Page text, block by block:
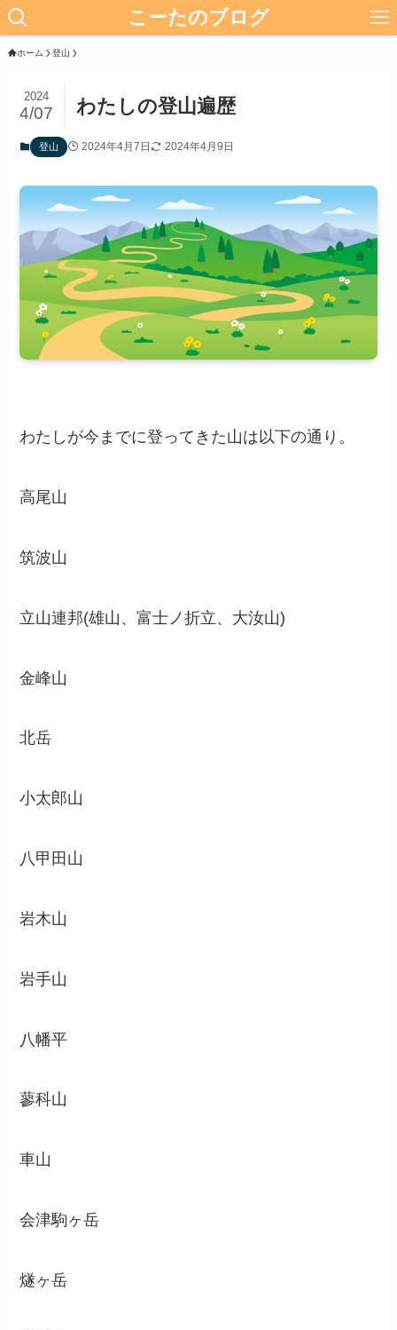
こーたのブログ
ホーム 登山
わたしの登山遍歴
2024
4/07
登山 2024年4月7日 2024年4月9日
わたしが今までに登ってきた山は以下の通り。
高尾山
筑波山
立山連邦(雄山、富士ノ折立、大汝山)
金峰山
北岳
小太郎山
八甲田山
岩木山
岩手山
八幡平
蓼科山
車山
会津駒ヶ岳
燧ヶ岳